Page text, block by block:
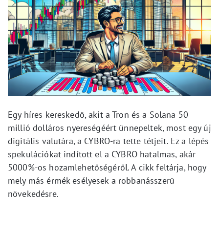
Egy híres kereskedő, akit a Tron és a Solana 50
millió dolláros nyereségéért ünnepeltek, most egy új
digitális valutára, a CYBRO-ra tette tétjeit. Ez a lépés
spekulációkat indított el a CYBRO hatalmas, akár
5000%-os hozamlehetőségéről. A cikk feltárja, hogy
mely más érmék esélyesek a robbanásszerű
növekedésre.